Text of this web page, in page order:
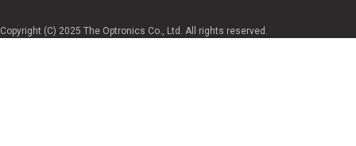
Copyright (C) 2025 The Optronics Co., Ltd. All rights reserved.